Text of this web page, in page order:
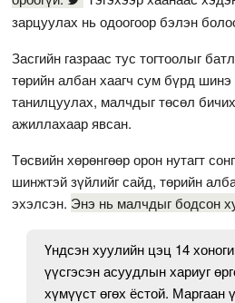
зарцуулах нь одоогоор бэлэн
Засгийн газраас тус тогтоолыг
төрийн албан хаагч сум бүрд
танилцуулах, малчдыг төсөл
ажиллахаар явсан.
Төсвийн хөрөнгөөр орон нутагт
шинжтэй зүйлийг сайд, төрийн
эхэлсэн. Энэ нь малчдыг бодсон
Үндсэн хуулийн цэц 14
үүсгэсэн асуудлын хариуг
хүмүүст өгөх ёстой. Маргаан